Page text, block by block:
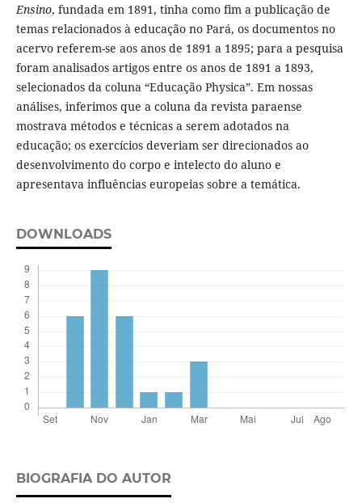
Ensino, fundada em 1891, tinha como fim a publicação de
temas relacionados à educação no Pará, os documentos no
acervo referem-se aos anos de 1891 a 1895; para a pesquisa
foram analisados artigos entre os anos de 1891 a 1893,
selecionados da coluna “Educação Physica”. Em nossas
análises, inferimos que a coluna da revista paraense
mostrava métodos e técnicas a serem adotados na
educação; os exercícios deveriam ser direcionados ao
desenvolvimento do corpo e intelecto do aluno e
apresentava influências europeias sobre a temática.
DOWNLOADS
BIOGRAFIA DO AUTOR